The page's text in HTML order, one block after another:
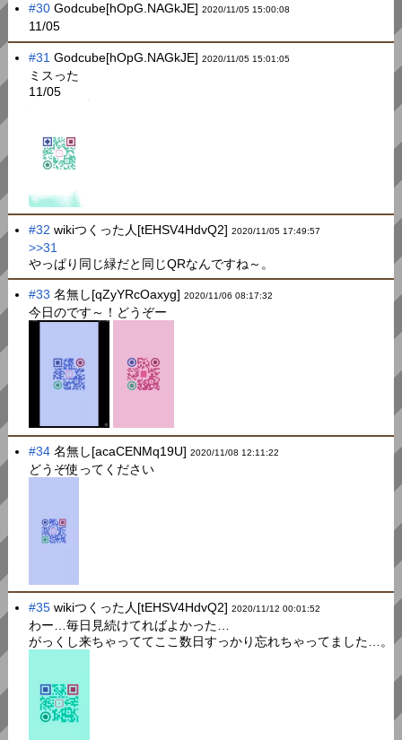
#30 Godcube[hOpG.NAGkJE]2020/11/05 15:00:08
11/05
#31 Godcube[hOpG.NAGkJE]2020/11/05 15:01:05
ミスった
11/05
#32 wikiつくった人[tEHSV4HdvQ2]2020/11/05 17:49:57
>>31
やっぱり同じ緑だと同じQRなんですね～。
#33 名無し[qZyYRcOaxyg]2020/11/06 08:17:32
今日のです～！どうぞー
#34 名無し[acaCENMq19U]2020/11/08 12:11:22
どうぞ使ってください
#35 wikiつくった人[tEHSV4HdvQ2]2020/11/12 00:01:52
わー…毎日見続けてればよかった…
がっくし来ちゃっててここ数日すっかり忘れちゃってました…。